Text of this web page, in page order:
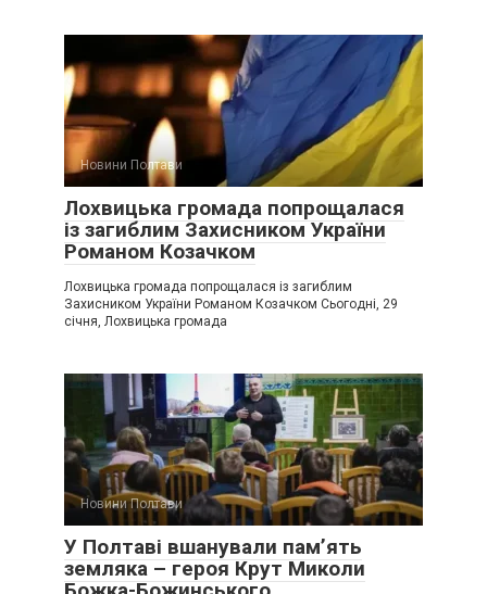
Новини Полтави
Лохвицька громада попрощалася
із загиблим Захисником України
Романом Козачком
Лохвицька громада попрощалася із загиблим
Захисником України Романом Козачком Сьогодні, 29
січня, Лохвицька громада
Новини Полтави
У Полтаві вшанували пам’ять
земляка – героя Крут Миколи